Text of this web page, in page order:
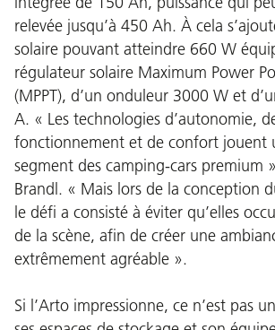
relevée jusqu’à 450 Ah. À cela
solaire pouvant atteindre 660 W
régulateur solaire Maximum Power
(MPPT), d’un onduleur 3000 W et
A. « Les technologies d’autonomie,
fonctionnement et de confort jouent
segment des camping-cars premium
Brandl. « Mais lors de la conception
le défi a consisté à éviter qu’elles
de la scène, afin de créer une
extrêmement agréable ».
Si l’Arto impressionne, ce n’est pas